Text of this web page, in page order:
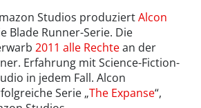
Studios produziertAlcon
Blade Runner-Serie. Die
2011 alle Rechtean der
Erfahrung mit Science-Fiction-
in jedem Fall. Alcon
Serie „The Expanse“,